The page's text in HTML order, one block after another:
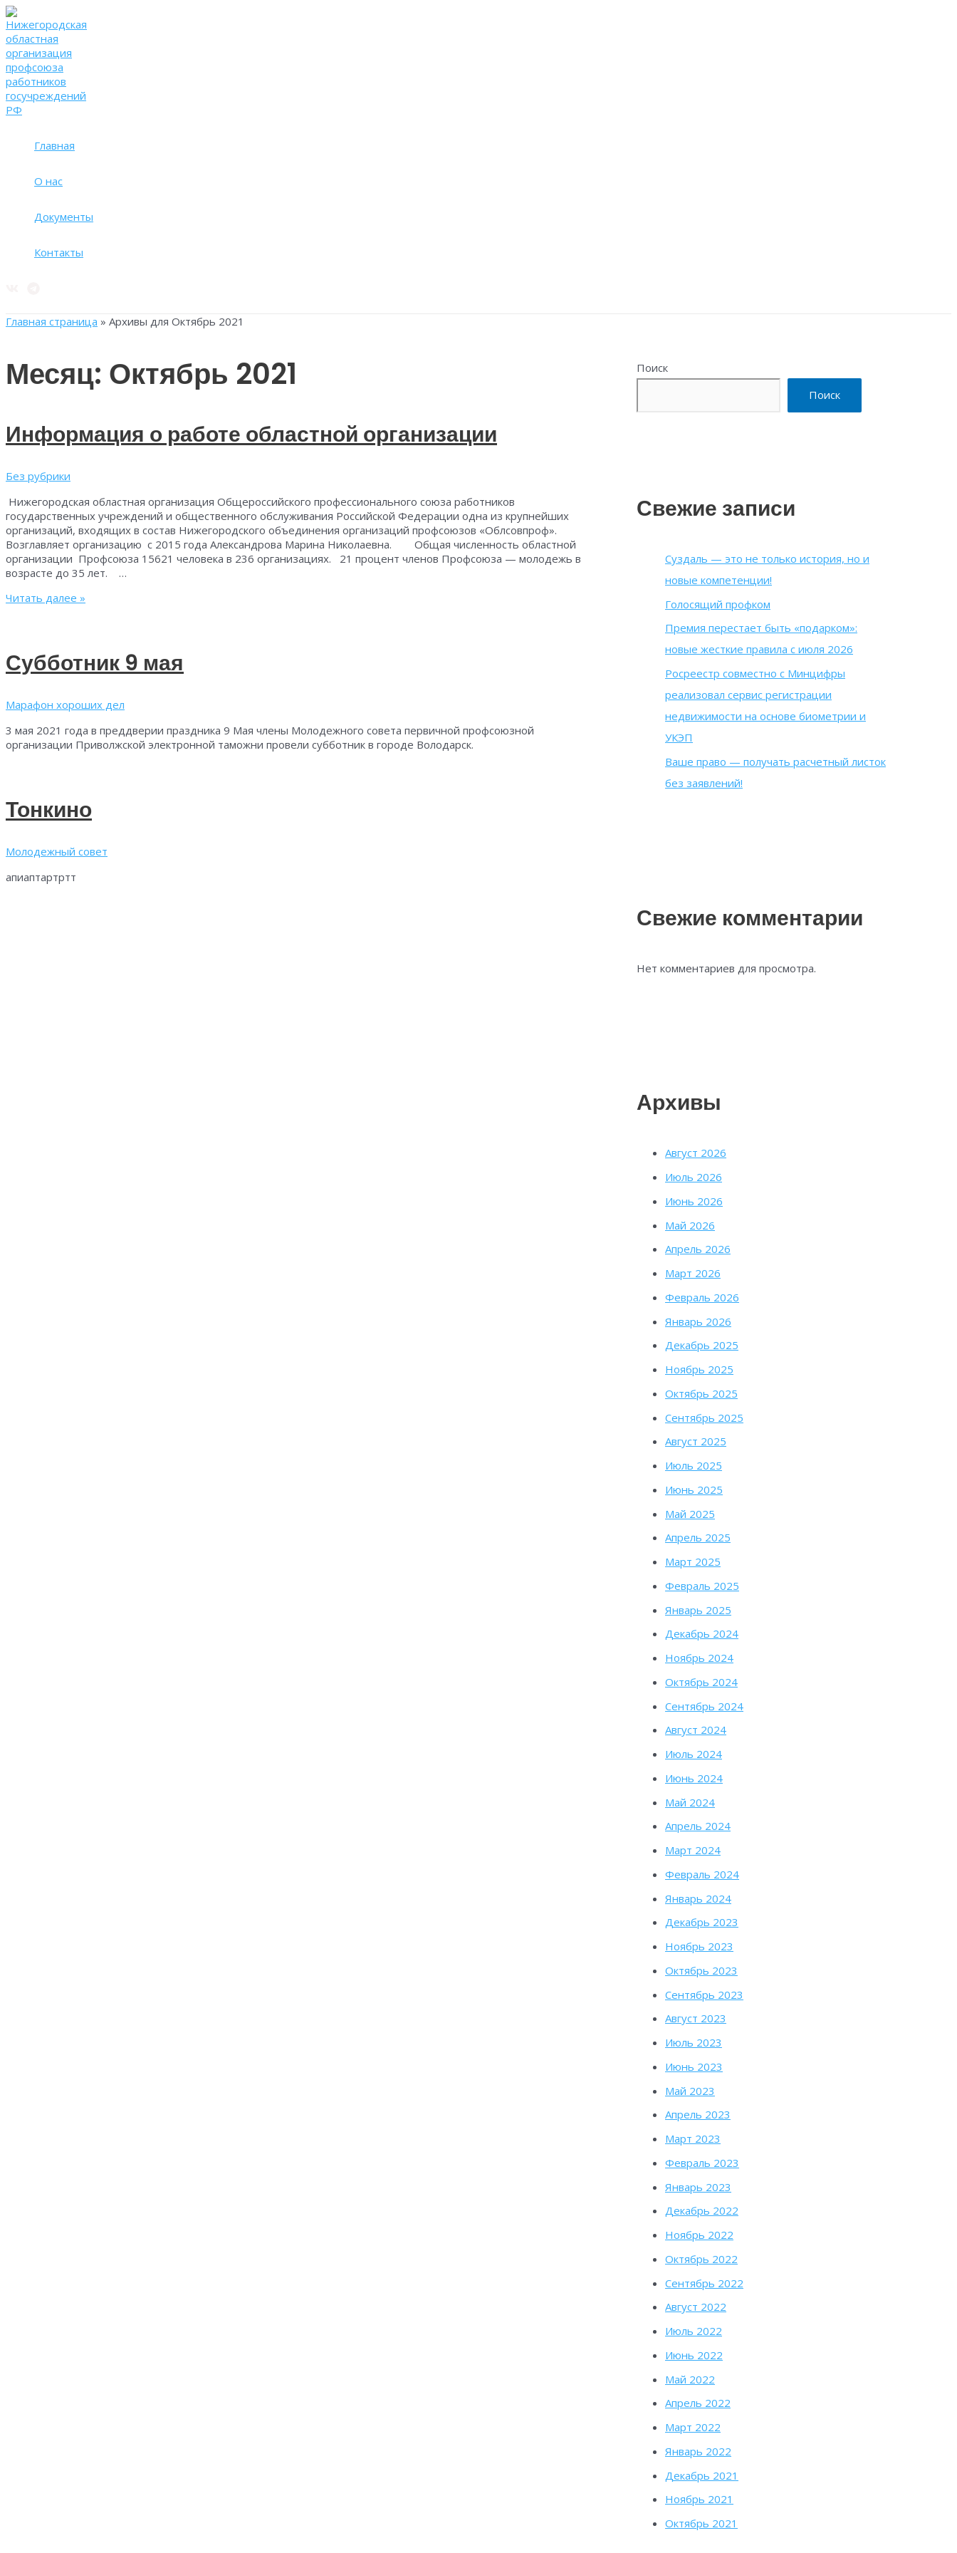
Перейти
к
содержимому
Главная
О нас
Документы
Контакты
Главная страница » Архивы для Октябрь 2021
Месяц: Октябрь 2021
Информация о работе областной организации
Без рубрики
Нижегородская областная организация Общероссийского профессионального союза работников
государственных учреждений и общественного обслуживания Российской Федерации одна из крупнейших
организаций, входящих в состав Нижегородского объединения организаций профсоюзов «Облсовпроф».
Возглавляет организацию с 2015 года Александрова Марина Николаевна. Общая численность областной
организации Профсоюза 15621 человека в 236 организациях. 21 процент членов Профсоюза — молодежь в
возрасте до 35 лет. …
Информация
организации
Читать далее »
Субботник 9 мая
Марафон хороших дел
3 мая 2021 года в преддверии праздника 9 Мая члены Молодежного совета первичной профсоюзной
организации Приволжской электронной таможни провели субботник в городе Володарск.
Тонкино
Молодежный совет
апиаптартртт
Поиск
Поиск
Свежие записи
Суздаль — это не только история, но и
новые компетенции!
Голосящий профком
Премия перестает быть «подарком»:
новые жесткие правила с июля 2026
Росреестр совместно с Минцифры
реализовал сервис регистрации
недвижимости на основе биометрии и
УКЭП
Ваше право — получать расчетный листок
без заявлений!
Свежие комментарии
Нет комментариев для просмотра.
Архивы
Август 2026
Июль 2026
Июнь 2026
Май 2026
Апрель 2026
Март 2026
Февраль 2026
Январь 2026
Декабрь 2025
Ноябрь 2025
Октябрь 2025
Сентябрь 2025
Август 2025
Июль 2025
Июнь 2025
Май 2025
Апрель 2025
Март 2025
Февраль 2025
Январь 2025
Декабрь 2024
Ноябрь 2024
Октябрь 2024
Сентябрь 2024
Август 2024
Июль 2024
Июнь 2024
Май 2024
Апрель 2024
Март 2024
Февраль 2024
Январь 2024
Декабрь 2023
Ноябрь 2023
Октябрь 2023
Сентябрь 2023
Август 2023
Июль 2023
Июнь 2023
Май 2023
Апрель 2023
Март 2023
Февраль 2023
Январь 2023
Декабрь 2022
Ноябрь 2022
Октябрь 2022
Сентябрь 2022
Август 2022
Июль 2022
Июнь 2022
Май 2022
Апрель 2022
Март 2022
Январь 2022
Декабрь 2021
Ноябрь 2021
Октябрь 2021